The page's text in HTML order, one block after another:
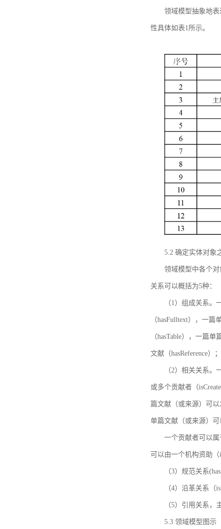
领域模型抽象地
性具体如表1所示。
5.2 确定实体对象
领域模型中各个
关系可以概括为5种：
（1）组成关系
（hasFulltext），一
（hasTable），一篇
文献（hasReference）；
（2）相关关系
或多个贡献者（
篇文献（或来源）可
单篇文献（或来源）可
一个贡献者可以
可以由一个机构资助（
（3）规范关系
（4）沿革关系
（5）引用关系，
5.3 领域模型图示